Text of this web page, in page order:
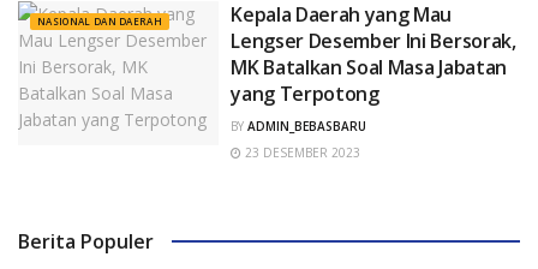
NASIONAL DAN DAERAH
Kepala Daerah yang Mau
Lengser Desember Ini Bersorak,
MK Batalkan Soal Masa Jabatan
yang Terpotong
BY ADMIN_BEBASBARU
23 DESEMBER 2023
Berita Populer